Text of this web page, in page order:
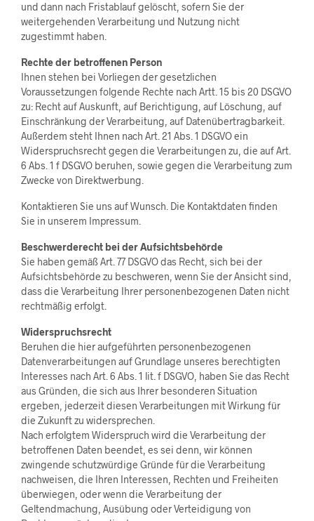
und dann nach Fristablauf gelöscht, sofern Sie der
weitergehenden Verarbeitung und Nutzung nicht
zugestimmt haben.
Rechte der betroffenen Person
Ihnen stehen bei Vorliegen der gesetzlichen
Voraussetzungen folgende Rechte nach Artt. 15 bis 20 DSGVO
zu: Recht auf Auskunft, auf Berichtigung, auf Löschung, auf
Einschränkung der Verarbeitung, auf Datenübertragbarkeit.
Außerdem steht Ihnen nach Art. 21 Abs. 1 DSGVO ein
Widerspruchsrecht gegen die Verarbeitungen zu, die auf Art.
6 Abs. 1 f DSGVO beruhen, sowie gegen die Verarbeitung zum
Zwecke von Direktwerbung.
Kontaktieren Sie uns auf Wunsch. Die Kontaktdaten finden
Sie in unserem Impressum.
Beschwerderecht bei der Aufsichtsbehörde
Sie haben gemäß Art. 77 DSGVO das Recht, sich bei der
Aufsichtsbehörde zu beschweren, wenn Sie der Ansicht sind,
dass die Verarbeitung Ihrer personenbezogenen Daten nicht
rechtmäßig erfolgt.
Widerspruchsrecht
Beruhen die hier aufgeführten personenbezogenen
Datenverarbeitungen auf Grundlage unseres berechtigten
Interesses nach Art. 6 Abs. 1 lit. f DSGVO, haben Sie das Recht
aus Gründen, die sich aus Ihrer besonderen Situation
ergeben, jederzeit diesen Verarbeitungen mit Wirkung für
die Zukunft zu widersprechen.
Nach erfolgtem Widerspruch wird die Verarbeitung der
betroffenen Daten beendet, es sei denn, wir können
zwingende schutzwürdige Gründe für die Verarbeitung
nachweisen, die Ihren Interessen, Rechten und Freiheiten
überwiegen, oder wenn die Verarbeitung der
Geltendmachung, Ausübung oder Verteidigung von